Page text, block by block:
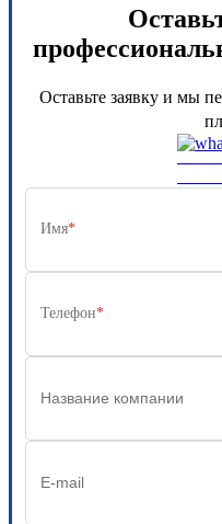
Оставьте заявку и мы
Имя*
Телефон*